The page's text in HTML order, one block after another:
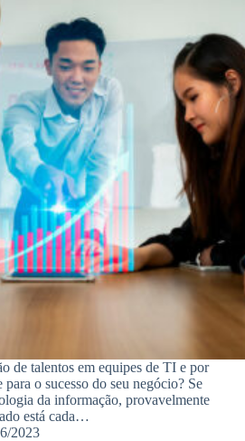
de talentos em equipes de TI e por
o sucesso do seu negócio? Se
da informação, provavelmente
está cada…
2023